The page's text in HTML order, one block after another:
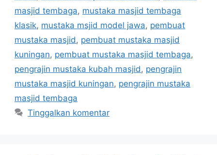
masjid tembaga, mustaka masjid tembaga
klasik, mustaka msjid model jawa, pembuat
mustaka masjid, pembuat mustaka masjid
kuningan, pembuat mustaka masjid tembaga,
pengrajin mustaka kubah masjid, pengrajin
mustaka masjid kuningan, pengrajin mustaka
masjid tembaga
Tinggalkan komentar